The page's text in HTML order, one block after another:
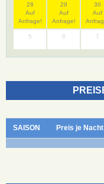
28
Auf
Anfrage!
29
Auf
Anfrage!
30
Auf
5 6 7
SAISON Preis je Nacht